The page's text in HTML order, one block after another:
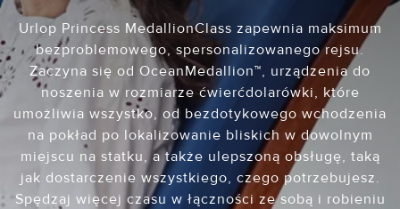
Urlop Princess MedallionClass zapewnia maksimum
bezproblemowego, spersonalizowanego rejsu.
Zaczyna się od OceanMedallion™, urządzenia do
noszenia w rozmiarze ćwierćdolarówki, które
umożliwia wszystko, od bezdotykowego wchodzenia
na pokład po lokalizowanie bliskich w dowolnym
miejscu na statku, a także ulepszoną obsługę, taką
jak dostarczenie wszystkiego, czego potrzebujesz.
Spędzaj więcej czasu w łączności ze sobą i robieniu